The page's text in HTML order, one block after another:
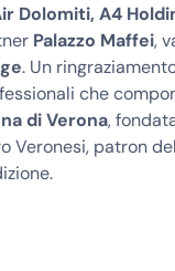
Dolomiti, A4
Palazzo Maffei,
. Un
che
di Verona,
Veronesi, patron